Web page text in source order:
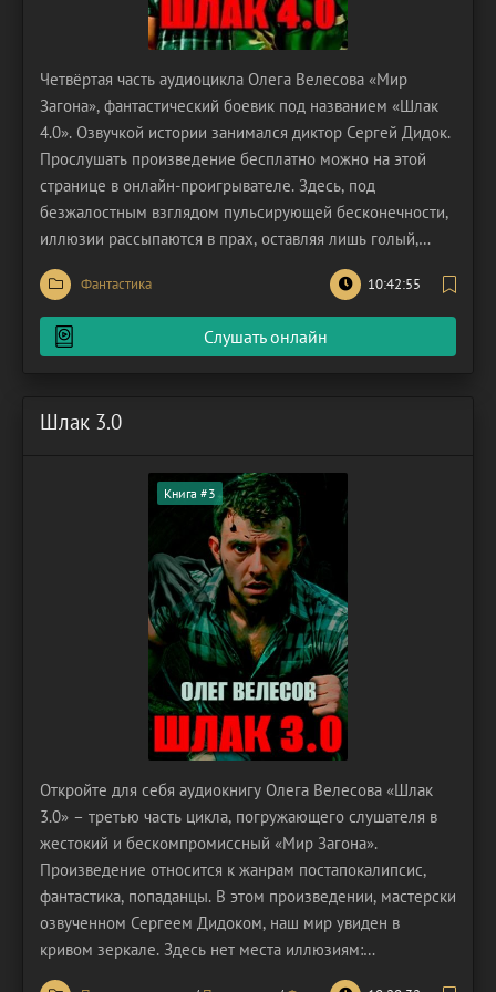
Четвёртая часть аудиоцикла Олега Велесова «Мир
Загона», фантастический боевик под названием «Шлак
4.0». Озвучкой истории занимался диктор Сергей Дидок.
Прослушать произведение бесплатно можно на этой
странице в онлайн-проигрывателе. Здесь, под
безжалостным взглядом пульсирующей бесконечности,
иллюзии рассыпаются в прах, оставляя лишь голый,
оскаленный скелет реальности. Человечность, некогда
маяк в океане бытия, вытеснена ледяным, отточенным
до бритвы расчетом. Абстрактные понятия, вроде
Фантастика 10:42:55
Слушать онлайн
Шлак 3.0
Книга #3
Откройте для себя аудиокнигу Олега Велесова «Шлак
3.0» – третью часть цикла, погружающего слушателя в
жестокий и бескомпромиссный «Мир Загона».
Произведение относится к жанрам постапокалипсис,
фантастика, попаданцы. В этом произведении, мастерски
озвученном Сергеем Дидоком, наш мир увиден в
кривом зеркале. Здесь нет места иллюзиям:
человечность вытеснена холодным расчетом, а